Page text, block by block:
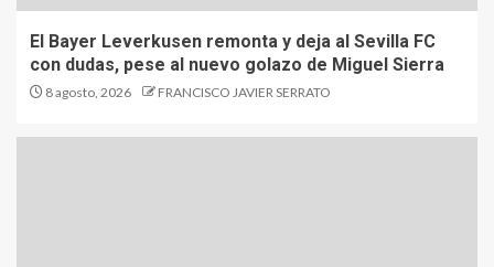
El Bayer Leverkusen remonta y deja al Sevilla FC
con dudas, pese al nuevo golazo de Miguel Sierra
8 agosto, 2026 FRANCISCO JAVIER SERRATO